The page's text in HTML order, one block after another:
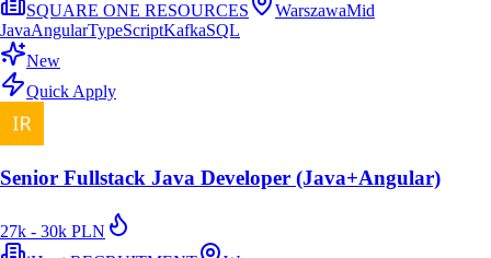
SQUARE ONE RESOURCES
WarszawaMid
JavaAngularTypeScriptKafkaSQL
New
Quick Apply
Senior Fullstack Java Developer (Java+Angular)
27k - 30k PLN